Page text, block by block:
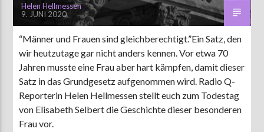
Helen Hellmessen
9. JUNI 2020
“Männer und Frauen sind gleichberechtigt.”Ein Satz, den
wir heutzutage gar nicht anders kennen. Vor etwa 70
Jahren musste eine Frau aber hart kämpfen, damit dieser
Satz in das Grundgesetz aufgenommen wird. Radio Q-
Reporterin Helen Hellmessen stellt euch zum Todestag
von Elisabeth Selbert die Geschichte dieser besonderen
Frau vor.